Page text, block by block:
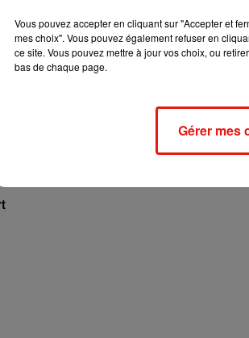
dance
Michel Jarre
Vous pouvez accepter en cliquant sur "Accepter et
mes choix". Vous pouvez également refuser en
ce site. Vous pouvez mettre à jour vos choix, ou
bas de chaque page.
Gérer mes